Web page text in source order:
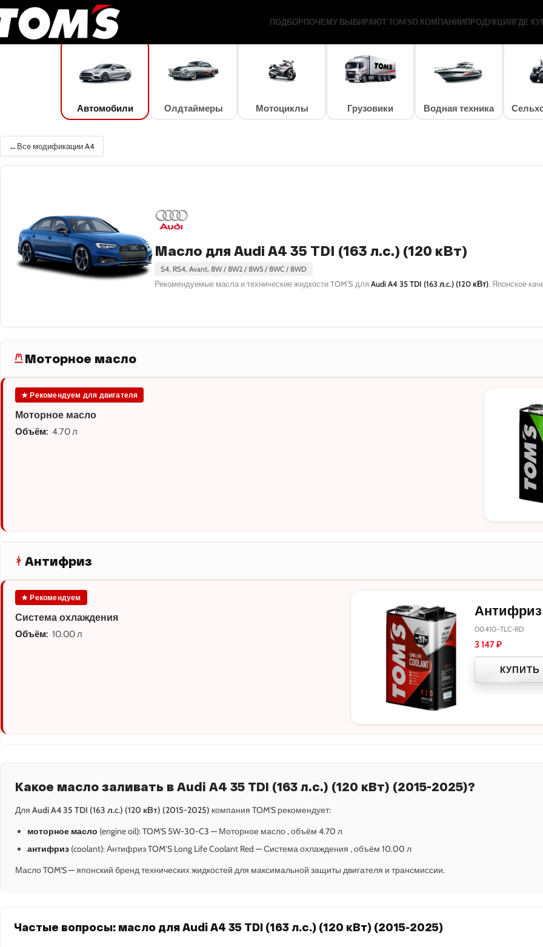
ПОДБОРПОЧЕМУ ВЫБИРАЮТ TOM’SО КОМПАНИИПРОДУКЦИЯ
5W-30 C3
5W-30 DL-1
0W-20 PAO
0W-20
0W-30 DL-1
ГДЕ
TOM'S Oil /Подбор масла /Автомобили
Автомобили Олдтаймеры Мотоциклы Грузовики Водная техника
Все модификации A4
Масло для Audi A4 35 TDI (163 л.c.) (120 кВт)
S4, RS4, Avant, 8W / 8W2 / 8W5 / 8WC / 8WD
Рекомендуемые масла и технические жидкости TOM'S для Audi A4 35 TDI (163 л.c.) (120 кВт). Японское
Моторное масло
★ Рекомендуем для двигателя
Моторное масло
Объём: 4.70 л
Антифриз
★ Рекомендуем
Система охлаждения
Объём: 10.00 л
Антифриз
00410-TLC-RD
3 147₽
КУПИТЬ
Какое масло заливать в Audi A4 35 TDI (163 л.c.) (120 кВт) (2015-2025)?
Для Audi A4 35 TDI (163 л.c.) (120 кВт) (2015-2025) компания TOM'S рекомендует:
моторное масло (engine oil): TOM'S 5W-30-C3 — Моторное масло , объём 4.70 л
антифриз (coolant): Антифриз TOM’S Long Life Coolant Red — Система охлаждения , объём 10.00 л
Масло TOM'S — японский бренд технических жидкостей для максимальной защиты двигателя и трансмиссии.
Частые вопросы: масло для Audi A4 35 TDI (163 л.c.) (120 кВт) (2015-2025)